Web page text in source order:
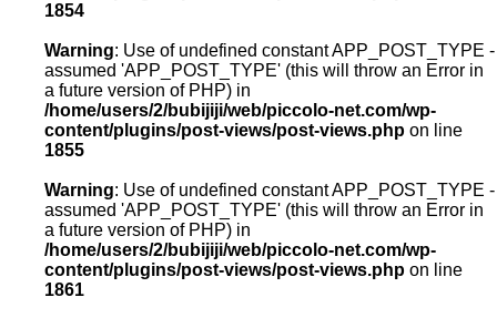
1854
Warning: Use of undefined constant APP_POST_TYPE -
assumed 'APP_POST_TYPE' (this will throw an Error in
a future version of PHP) in
/home/users/2/bubijiji/web/piccolo-net.com/wp-
content/plugins/post-views/post-views.php on line
1855
Warning: Use of undefined constant APP_POST_TYPE -
assumed 'APP_POST_TYPE' (this will throw an Error in
a future version of PHP) in
/home/users/2/bubijiji/web/piccolo-net.com/wp-
content/plugins/post-views/post-views.php on line
1861